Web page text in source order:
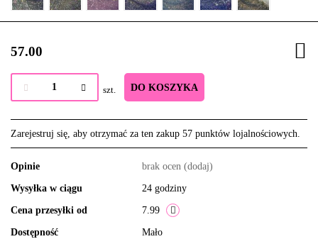
57.00
szt. DO KOSZYKA
Zarejestruj się, aby otrzymać za ten zakup 57 punktów lojalnościowych.
Opinie brak ocen (dodaj)
Wysyłka w ciągu 24 godziny
Cena przesyłki od 7.99
Dostępność Mało